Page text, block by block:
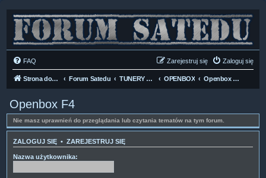
FAQ Zaloguj się
Zarejestruj się
Strona domowa Forum Satedu TUNERY SAT HD-LINUX OPENBOX Openbox F4
Openbox F4
Nie masz uprawnień do przeglądania lub czytania tematów na tym forum.
ZALOGUJ SIĘ • ZAREJESTRUJ SIĘ
Nazwa użytkownika: